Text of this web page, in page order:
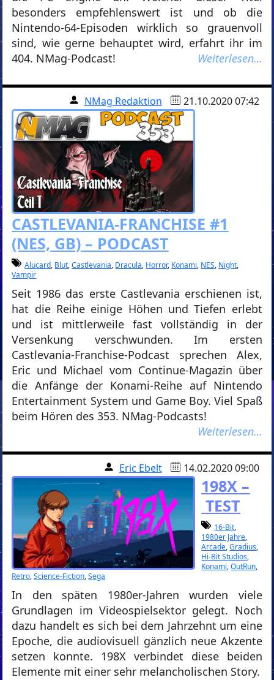
besonders empfehlenswert ist und ob die
Nintendo-64-Episoden wirklich so grauenvoll
sind, wie gerne behauptet wird, erfahrt ihr im
404. NMag-Podcast!
Weiterlesen…
NMag Redaktion 21.10.2020 07:42
CASTLEVANIA-FRANCHISE #1
(NES, GB) – PODCAST
Alucard, Blut,Castlevania, Dracula, Horror, Konami, NES, Night,
Vampir
Seit 1986 das erste Castlevania erschienen ist,
hat die Reihe einige Höhen und Tiefen erlebt
und ist mittlerweile fast vollständig in der
Versenkung verschwunden. Im ersten
Castlevania-Franchise-Podcast sprechen Alex,
Eric und Michael vom Continue-Magazin über
die Anfänge der Konami-Reihe auf Nintendo
Entertainment System und Game Boy. Viel Spaß
beim Hören des 353. NMag-Podcasts!
Weiterlesen…
Eric Ebelt 14.02.2020 09:00
198X –
TEST
16-Bit,
1980er Jahre,
Arcade,Gradius,
Hi-Bit Studios,
Konami,OutRun,
Retro,Science-Fiction,Sega
In den späten 1980er-Jahren wurden viele
Grundlagen im Videospielsektor gelegt. Noch
dazu handelt es sich bei dem Jahrzehnt um eine
Epoche, die audiovisuell gänzlich neue Akzente
setzen konnte. 198X verbindet diese beiden
Elemente mit einer sehr melancholischen Story.